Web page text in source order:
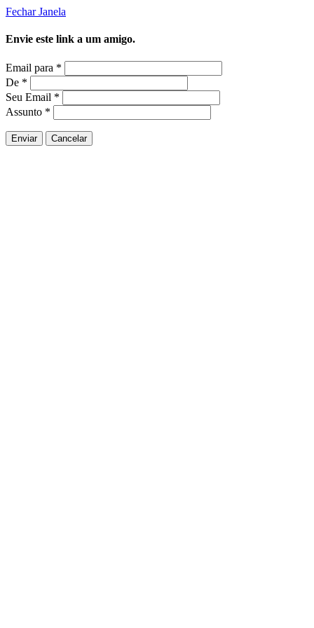
Fechar Janela
Envie este link a um amigo.
Email para *
De *
Seu Email *
Assunto *
Enviar Cancelar